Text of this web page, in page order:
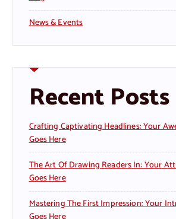
News & Events
Recent Posts
Crafting Captivating Headlines: Your
Goes Here
The Art Of Drawing Readers In: Your
Goes Here
Mastering The First Impression: Your